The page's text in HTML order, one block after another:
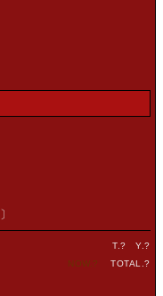
〕
T.? Y.?
NOW. ? TOTAL.?